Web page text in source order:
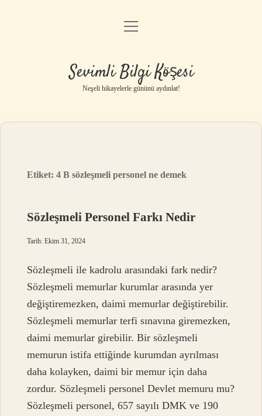
Anasayfa
Yasal Uyarı
menüyü
Sevimli Bilgi Köşesi
Neşeli hikayelerle gününü aydınlat!
Etiket:4 B sözleşmeli personel ne demek
Sözleşmeli Personel Farkı Nedir
Tarih: Ekim 31, 2024
Sözleşmeli ile kadrolu arasındaki fark nedir?
Sözleşmeli memurlar kurumlar arasında yer
değiştiremezken, daimi memurlar değiştirebilir.
Sözleşmeli memurlar terfi sınavına giremezken,
daimi memurlar girebilir. Bir sözleşmeli
memurun istifa ettiğinde kurumdan ayrılması
daha kolayken, daimi bir memur için daha
zordur. Sözleşmeli personel Devlet memuru mu?
Sözleşmeli personel, 657 sayılı DMK ve 190